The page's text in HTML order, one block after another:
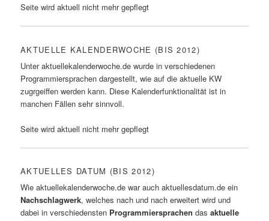
Seite wird aktuell nicht mehr gepflegt
AKTUELLE KALENDERWOCHE (BIS 2012)
Unter aktuellekalenderwoche.de wurde in verschiedenen
Programmiersprachen dargestellt, wie auf die aktuelle KW
zugrgeiffen werden kann. Diese Kalenderfunktionalität ist in
manchen Fällen sehr sinnvoll.
Seite wird aktuell nicht mehr gepflegt
AKTUELLES DATUM (BIS 2012)
Wie aktuellekalenderwoche.de war auch aktuellesdatum.de ein
Nachschlagwerk, welches nach und nach erweitert wird und
dabei in verschiedensten Programmiersprachen das aktuelle